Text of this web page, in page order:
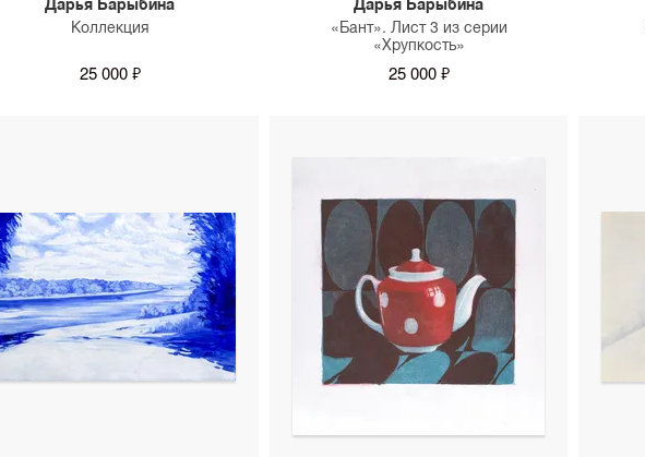
Коллекция
25 000 ₽
«Бант». Лист 3 из серии
«Хрупкость»
25 000 ₽